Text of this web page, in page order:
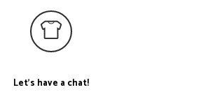
Let’s have a chat!